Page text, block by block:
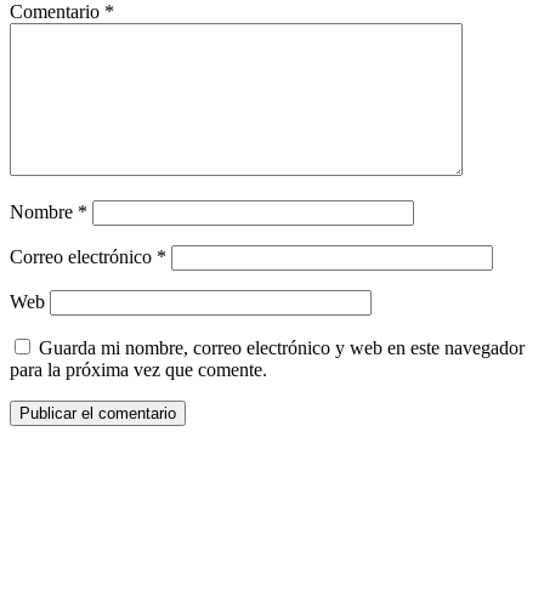
Comentario *
Nombre *
Correo electrónico *
Web
Guarda mi nombre, correo electrónico y web en este navegador
para la próxima vez que comente.